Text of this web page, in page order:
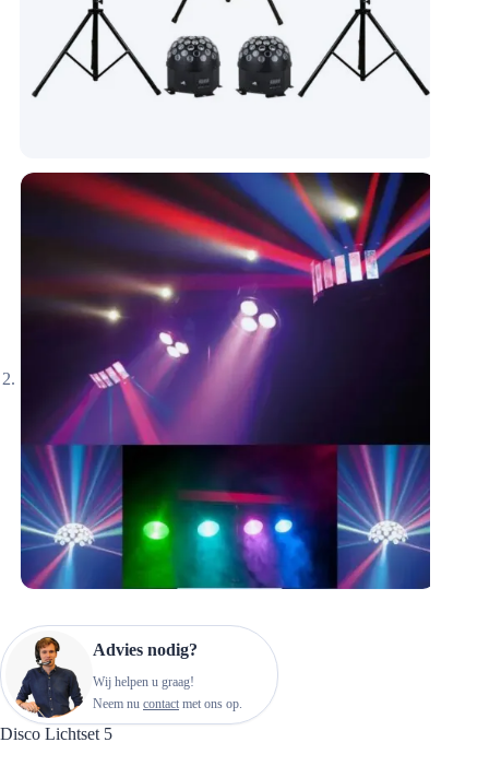
Advies nodig?
Wij helpen u graag!
Neem nu contact met ons op.
Disco Lichtset 5